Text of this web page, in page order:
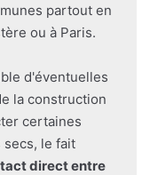
partout en
ou à Paris.
d'éventuelles
la construction
certaines
le fait
direct entre